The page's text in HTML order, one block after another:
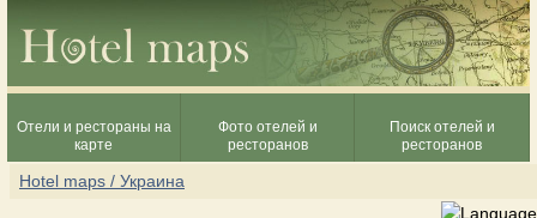
Отели и рестораны на
карте
Фото отелей и
ресторанов
Поиск отелей и
ресторанов
Hotel maps / Украина